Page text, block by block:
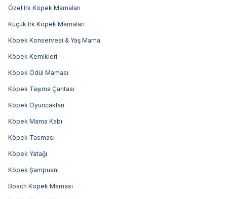
Özel Irk Köpek Mamaları
Küçük Irk Köpek Mamaları
Köpek Konservesi & Yaş Mama
Köpek Kemikleri
Köpek Ödül Maması
Köpek Taşıma Çantası
Köpek Oyuncakları
Köpek Mama Kabı
Köpek Tasması
Köpek Yatağı
Köpek Şampuanı
Bosch Köpek Maması